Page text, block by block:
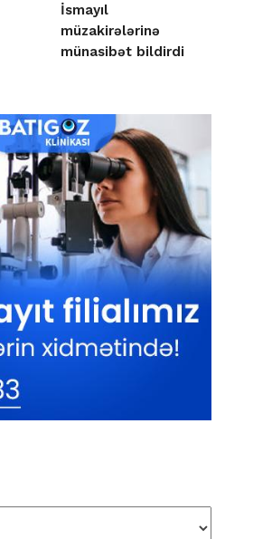
İsmayıl
müzakirələrinə
münasibət bildirdi